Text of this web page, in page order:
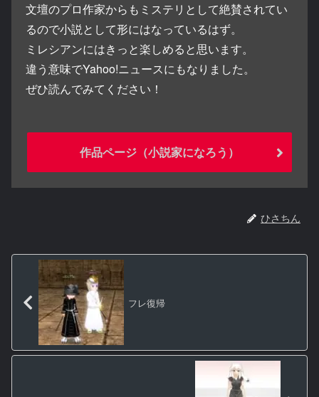
文壇のプロ作家からもミステリとして絶賛されてい
るので小説として形にはなっているはず。
ミレシアンにはきっと楽しめると思います。
違う意味でYahoo!ニュースにもなりました。
ぜひ読んでみてください！
作品ページ（小説家になろう）
ひさちん
フレ復帰